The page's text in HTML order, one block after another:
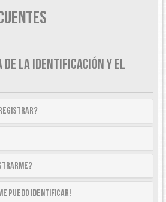
DE LA IDENTIFICACIÓN Y EL
registrar?
puedo identificar!